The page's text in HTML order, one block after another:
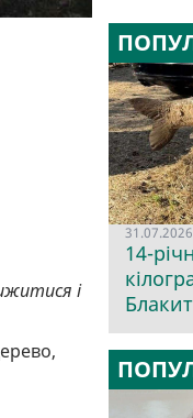
і
14-